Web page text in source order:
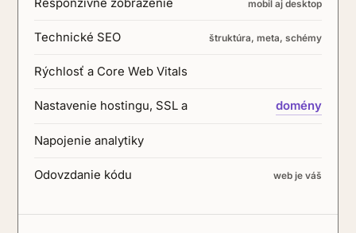
mobil aj desktop
Technické SEO štruktúra, meta, schémy
Rýchlosť a Core Web Vitals
Nastavenie hostingu, SSL a domény
Napojenie analytiky
Odovzdanie kódu web je váš